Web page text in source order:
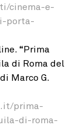
cinema-e-
porta-
“Prima
di Roma del
Marco G.
prima-
di-roma-